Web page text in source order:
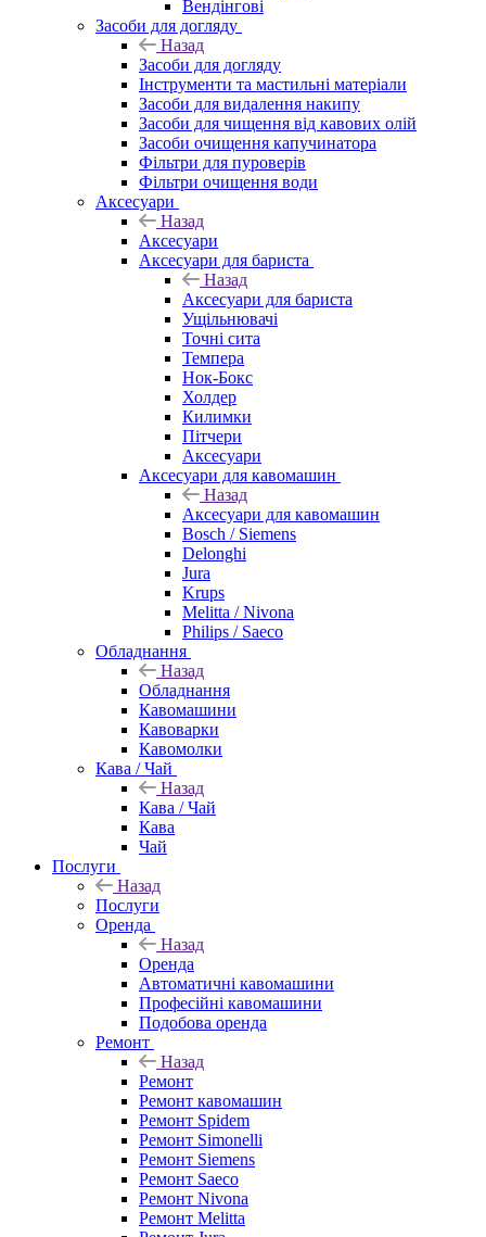
Вендінгові
Засоби для догляду
Назад
Засоби для догляду
Інструменти та мастильні матеріали
Засоби для видалення накипу
Засоби для чищення від кавових олій
Засоби очищення капучинатора
Фільтри для пуроверів
Фільтри очищення води
Аксесуари
Назад
Аксесуари
Аксесуари для бариста
Назад
Аксесуари для бариста
Ущільнювачі
Точні сита
Темпера
Нок-Бокс
Холдер
Килимки
Пітчери
Аксесуари
Аксесуари для кавомашин
Назад
Аксесуари для кавомашин
Bosch / Siemens
Delonghi
Jura
Krups
Melitta / Nivona
Philips / Saeco
Обладнання
Назад
Обладнання
Кавомашини
Кавоварки
Кавомолки
Кава / Чай
Назад
Кава / Чай
Кава
Чай
Послуги
Назад
Послуги
Оренда
Назад
Оренда
Автоматичні кавомашини
Професійні кавомашини
Подобова оренда
Ремонт
Назад
Ремонт
Ремонт кавомашин
Ремонт Spidem
Ремонт Simonelli
Ремонт Siemens
Ремонт Saeco
Ремонт Nivona
Ремонт Melitta